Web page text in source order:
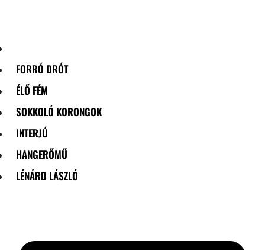
FORRÓ DRÓT
ÉLŐ FÉM
SOKKOLÓ KORONGOK
INTERJÚ
HANGERŐMŰ
LÉNÁRD LÁSZLÓ